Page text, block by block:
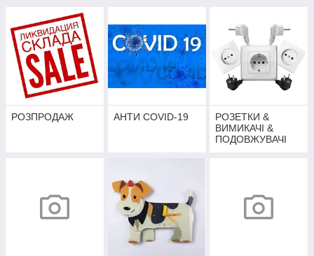
РОЗПРОДАЖ АНТИ COVID-19
РОЗЕТКИ &
ВИМИКАЧІ &
ПОДОВЖУВАЧІ